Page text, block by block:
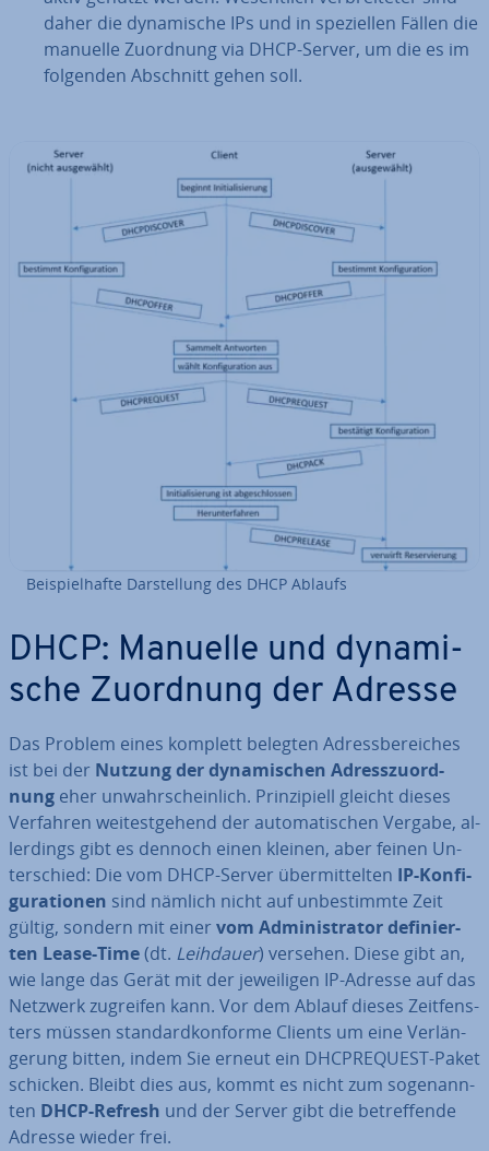
daher die dy­na­mi­sche IPs und in spe­zi­el­len Fällen die
manuelle Zuordnung via DHCP-Server, um die es im
folgenden Abschnitt gehen soll.
Bei­spiel­haf­te Dar­stel­lung des DHCP Ablaufs
DHCP: Manuelle und dy­na­mi­
sche Zuordnung der Adresse
Das Problem eines komplett belegten Adress­be­rei­ches
ist bei der Nutzung der dy­na­mi­schen Adress­zu­ord­
nung eher un­wahr­schein­lich. Prin­zi­pi­ell gleicht dieses
Verfahren wei­test­ge­hend der au­to­ma­ti­schen Vergabe, al­
ler­dings gibt es dennoch einen kleinen, aber feinen Un­
ter­schied: Die vom DHCP-Server über­mit­tel­ten IP-Kon­fi­
gu­ra­tio­nen sind nämlich nicht auf un­be­stimm­te Zeit
gültig, sondern mit einer vom Ad­mi­nis­tra­tor de­fi­nier­
ten Lease-Time(dt. Leihdauer) versehen. Diese gibt an,
wie lange das Gerät mit der je­wei­li­gen IP-Adresse auf das
Netzwerk zugreifen kann. Vor dem Ablauf dieses Zeit­fens­
ters müssen stan­dard­kon­for­me Clients um eine Ver­län­
ge­rung bitten, indem Sie erneut ein DHC­PRE­QUEST-Paket
schicken. Bleibt dies aus, kommt es nicht zum so­ge­nann­
ten DHCP-Refresh und der Server gibt die be­tref­fen­de
Adresse wieder frei.